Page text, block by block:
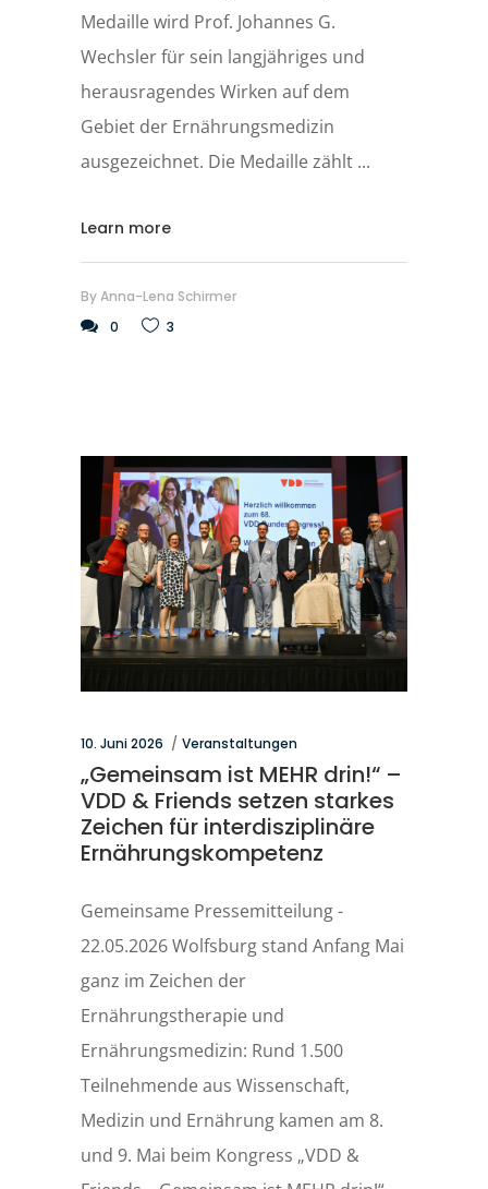
Medaille wird Prof. Johannes G.
Wechsler für sein langjähriges und
herausragendes Wirken auf dem
Gebiet der Ernährungsmedizin
ausgezeichnet. Die Medaille zählt
Learn more
ByAnna-Lena Schirmer
0
3
10. Juni 2026 Veranstaltungen
„Gemeinsam ist MEHR drin!“ –
VDD & Friends setzen starkes
Zeichen für interdisziplinäre
Ernährungskompetenz
Gemeinsame Pressemitteilung -
22.05.2026 Wolfsburg stand Anfang Mai
ganz im Zeichen der
Ernährungstherapie und
Ernährungsmedizin: Rund 1.500
Teilnehmende aus Wissenschaft,
Medizin und Ernährung kamen am 8.
und 9. Mai beim Kongress „VDD &